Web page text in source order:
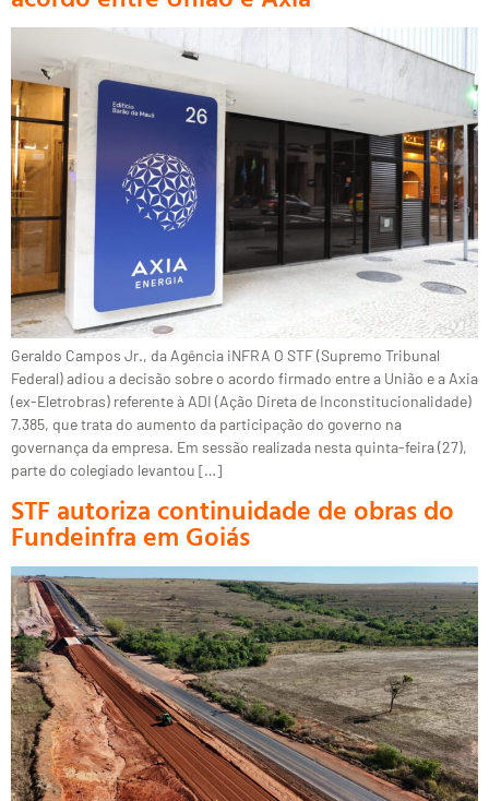
Geraldo Campos Jr., da Agência iNFRA O STF (Supremo Tribunal
Federal) adiou a decisão sobre o acordo firmado entre a União e a Axia
(ex-Eletrobras) referente à ADI (Ação Direta de Inconstitucionalidade)
7.385, que trata do aumento da participação do governo na
governança da empresa. Em sessão realizada nesta quinta-feira (27),
parte do colegiado levantou […]
STF autoriza continuidade de obras do
Fundeinfra em Goiás